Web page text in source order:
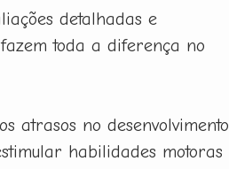
detalhadas e
toda a diferença no
atrasos no desenvolvimento
habilidades motoras